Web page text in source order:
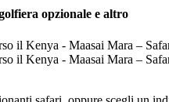
opzionale e altro